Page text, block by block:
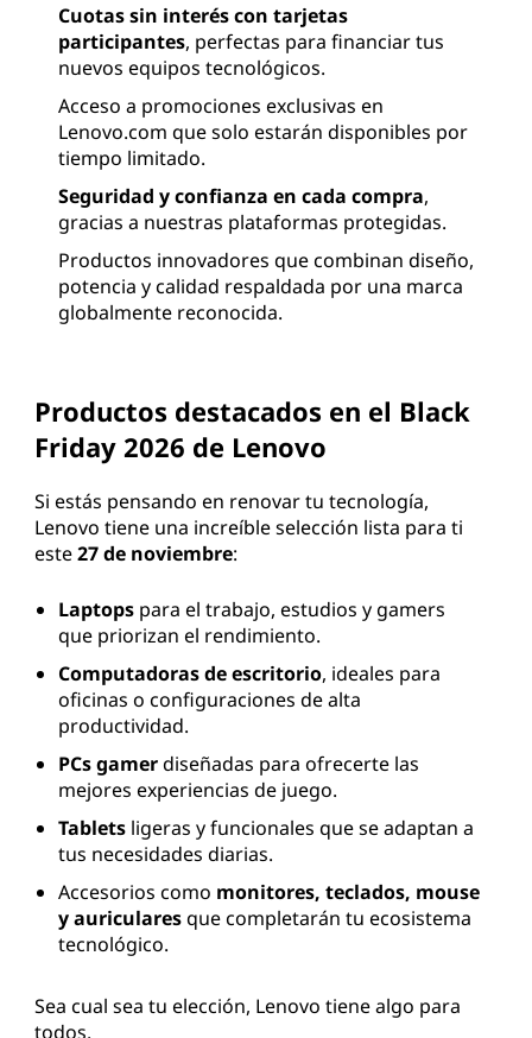
Cuotas sin interés con tarjetas
participantes, perfectas para financiar tus
nuevos equipos tecnológicos.
Acceso a promociones exclusivas en
Lenovo.com que solo estarán disponibles por
tiempo limitado.
Seguridad y confianza en cada compra,
gracias a nuestras plataformas protegidas.
Productos innovadores que combinan diseño,
potencia y calidad respaldada por una marca
globalmente reconocida.
Productos destacados en el Black
Friday 2026 de Lenovo
Si estás pensando en renovar tu tecnología,
Lenovo tiene una increíble selección lista para ti
este27 de noviembre:
Laptopspara el trabajo, estudios y gamers
que priorizan el rendimiento.
Computadoras de escritorio, ideales para
oficinas o configuraciones de alta
productividad.
PCs gamerdiseñadas para ofrecerte las
mejores experiencias de juego.
Tabletsligeras y funcionales que se adaptan a
tus necesidades diarias.
Accesorios como monitores, teclados, mouse
y auricularesque completarán tu ecosistema
tecnológico.
Sea cual sea tu elección, Lenovo tiene algo para
todos.